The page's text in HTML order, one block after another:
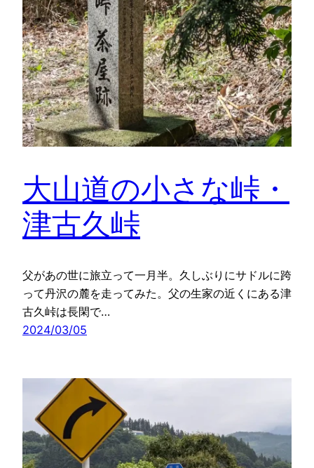
大山道の小さな峠・
津古久峠
父があの世に旅立って一月半。久しぶりにサドルに跨
って丹沢の麓を走ってみた。父の生家の近くにある津
古久峠は長閑で…
2024/03/05